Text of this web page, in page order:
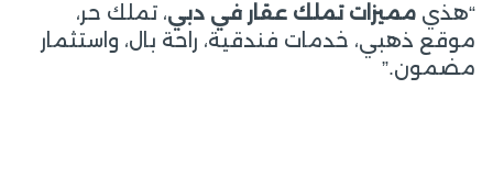
“هذي مميزات تملك عقار في دبي، تملك حر،
موقع ذهبي، خدمات فندقية، راحة بال، واستثمار
مضمون.”